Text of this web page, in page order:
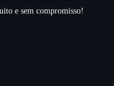
e sem compromisso!